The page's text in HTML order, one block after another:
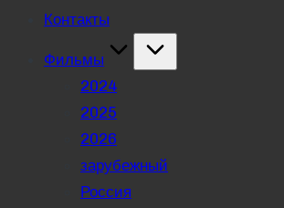
Контакты
Фильмы
2024
2025
2026
зарубежный
Россия